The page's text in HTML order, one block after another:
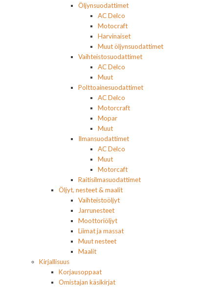
Öljynsuodattimet
AC Delco
Motocraft
Harvinaiset
Muut öljynsuodattimet
Vaihteistosuodattimet
AC Delco
Muut
Polttoainesuodattimet
AC Delco
Motorcraft
Mopar
Muut
Ilmansuodattimet
AC Delco
Muut
Motorcaft
Raitisilmasuodattimet
Öljyt, nesteet & maalit
Vaihteistoöljyt
Jarrunesteet
Moottoriöljyt
Liimat ja massat
Muut nesteet
Maalit
Kirjallisuus
Korjausoppaat
Omistajan käsikirjat